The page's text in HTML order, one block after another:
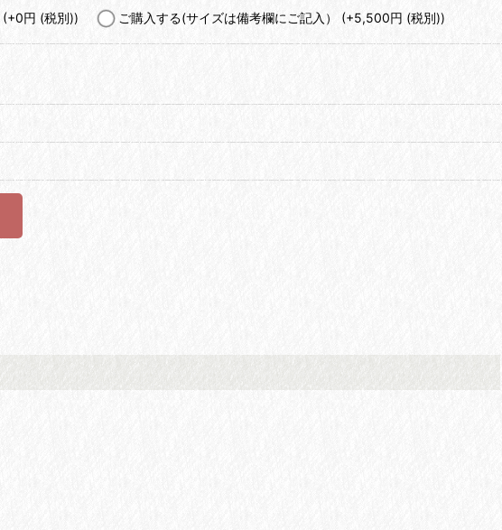
(+0円 (税別)) ご購入する(サイズは備考欄にご記入） (+5,500円 (税別))